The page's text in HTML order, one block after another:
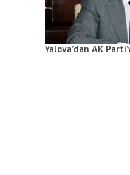
Yalova’dan AK